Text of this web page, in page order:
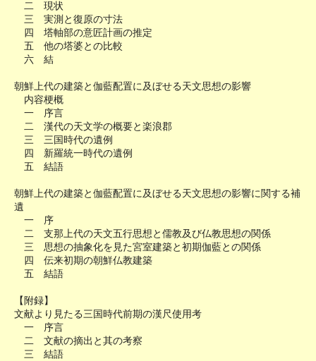
二 現状
三 実測と復原の寸法
四 塔軸部の意匠計画の推定
五 他の塔婆との比較
六 結
朝鮮上代の建築と伽藍配置に及ぼせる天文思想の影響
内容梗概
一 序言
二 漢代の天文学の概要と楽浪郡
三 三国時代の遺例
四 新羅統一時代の遺例
五 結語
朝鮮上代の建築と伽藍配置に及ぼせる天文思想の影響に関する補
遺
一 序
二 支那上代の天文五行思想と儒教及び仏教思想の関係
三 思想の抽象化を見た宮室建築と初期伽藍との関係
四 伝来初期の朝鮮仏教建築
五 結語
【附録】
文献より見たる三国時代前期の漢尺使用考
一 序言
二 文献の摘出と其の考察
三 結語